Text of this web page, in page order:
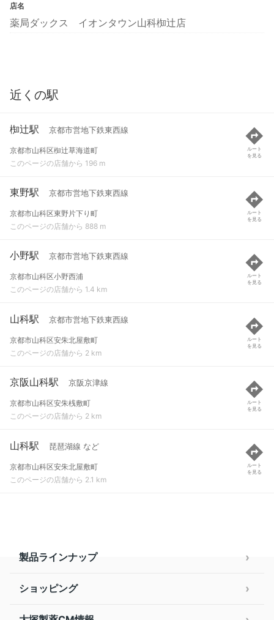
店名
薬局ダックス イオンタウン山科椥辻店
近くの駅
椥辻駅 京都市営地下鉄東西線
京都市山科区椥辻草海道町
このページの店舗から 196 m
ルート
を見る
東野駅 京都市営地下鉄東西線
京都市山科区東野片下り町
このページの店舗から 888 m
ルート
を見る
小野駅 京都市営地下鉄東西線
京都市山科区小野西浦
このページの店舗から 1.4 km
ルート
を見る
山科駅 京都市営地下鉄東西線
京都市山科区安朱北屋敷町
このページの店舗から 2 km
ルート
を見る
京阪山科駅 京阪京津線
京都市山科区安朱桟敷町
このページの店舗から 2 km
ルート
を見る
山科駅 琵琶湖線 など
京都市山科区安朱北屋敷町
このページの店舗から 2.1 km
ルート
を見る
製品ラインナップ
ショッピング